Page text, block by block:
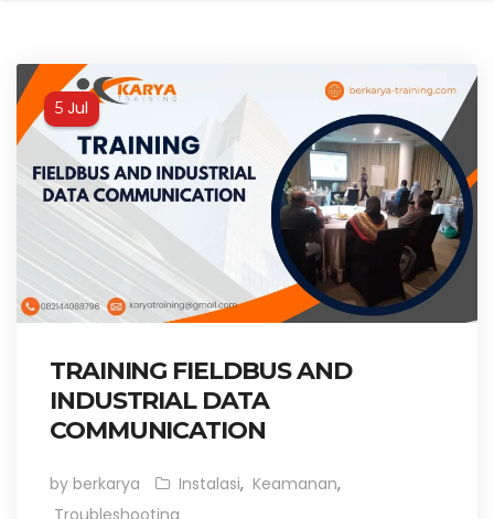
5 Jul
TRAINING FIELDBUS AND
INDUSTRIAL DATA
COMMUNICATION
by berkarya Instalasi, Keamanan,